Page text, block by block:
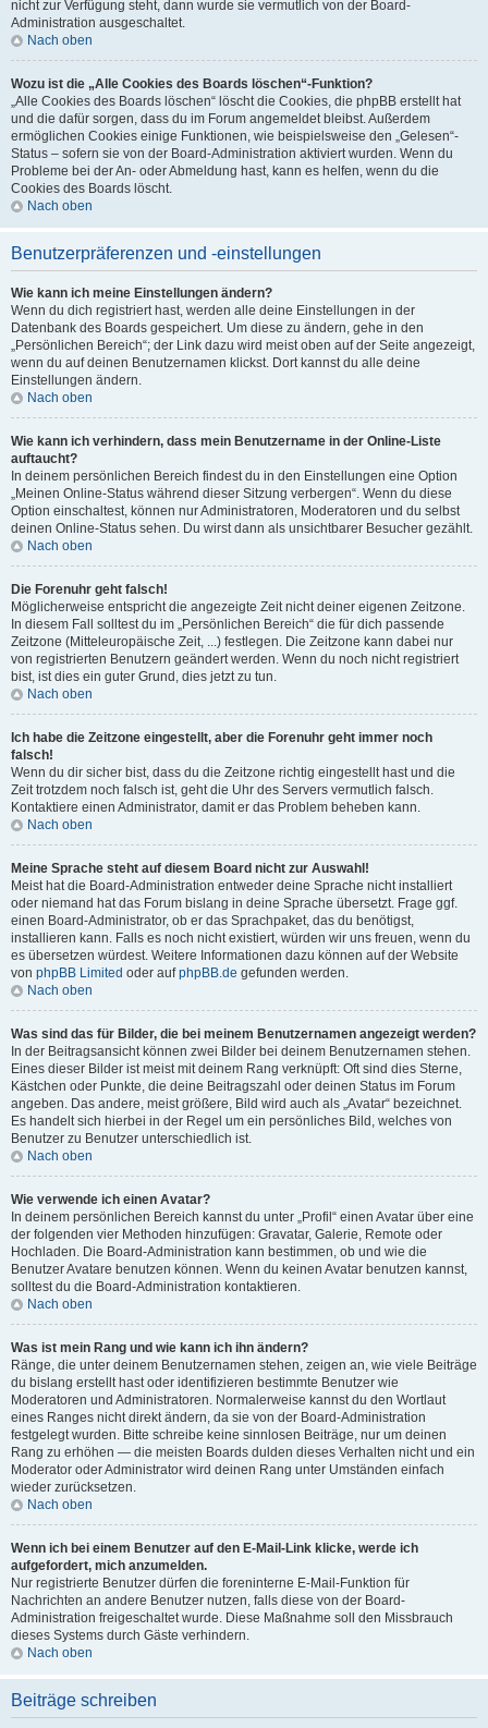
nicht zur Verfügung steht, dann wurde sie vermutlich von der Board-
Administration ausgeschaltet.
Nach oben
Wozu ist die „Alle Cookies des Boards löschen“-Funktion?
„Alle Cookies des Boards löschen“ löscht die Cookies, die phpBB erstellt hat
und die dafür sorgen, dass du im Forum angemeldet bleibst. Außerdem
ermöglichen Cookies einige Funktionen, wie beispielsweise den „Gelesen“-
Status – sofern sie von der Board-Administration aktiviert wurden. Wenn du
Probleme bei der An- oder Abmeldung hast, kann es helfen, wenn du die
Cookies des Boards löscht.
Nach oben
Benutzerpräferenzen und -einstellungen
Wie kann ich meine Einstellungen ändern?
Wenn du dich registriert hast, werden alle deine Einstellungen in der
Datenbank des Boards gespeichert. Um diese zu ändern, gehe in den
„Persönlichen Bereich“; der Link dazu wird meist oben auf der Seite angezeigt,
wenn du auf deinen Benutzernamen klickst. Dort kannst du alle deine
Einstellungen ändern.
Nach oben
Wie kann ich verhindern, dass mein Benutzername in der Online-Liste
auftaucht?
In deinem persönlichen Bereich findest du in den Einstellungen eine Option
„Meinen Online-Status während dieser Sitzung verbergen“. Wenn du diese
Option einschaltest, können nur Administratoren, Moderatoren und du selbst
deinen Online-Status sehen. Du wirst dann als unsichtbarer Besucher gezählt.
Nach oben
Die Forenuhr geht falsch!
Möglicherweise entspricht die angezeigte Zeit nicht deiner eigenen Zeitzone.
In diesem Fall solltest du im „Persönlichen Bereich“ die für dich passende
Zeitzone (Mitteleuropäische Zeit, ...) festlegen. Die Zeitzone kann dabei nur
von registrierten Benutzern geändert werden. Wenn du noch nicht registriert
bist, ist dies ein guter Grund, dies jetzt zu tun.
Nach oben
Ich habe die Zeitzone eingestellt, aber die Forenuhr geht immer noch
falsch!
Wenn du dir sicher bist, dass du die Zeitzone richtig eingestellt hast und die
Zeit trotzdem noch falsch ist, geht die Uhr des Servers vermutlich falsch.
Kontaktiere einen Administrator, damit er das Problem beheben kann.
Nach oben
Meine Sprache steht auf diesem Board nicht zur Auswahl!
Meist hat die Board-Administration entweder deine Sprache nicht installiert
oder niemand hat das Forum bislang in deine Sprache übersetzt. Frage ggf.
einen Board-Administrator, ob er das Sprachpaket, das du benötigst,
installieren kann. Falls es noch nicht existiert, würden wir uns freuen, wenn du
es übersetzen würdest. Weitere Informationen dazu können auf der Website
von phpBB Limited oder aufphpBB.de gefunden werden.
Nach oben
Was sind das für Bilder, die bei meinem Benutzernamen angezeigt werden?
In der Beitragsansicht können zwei Bilder bei deinem Benutzernamen stehen.
Eines dieser Bilder ist meist mit deinem Rang verknüpft: Oft sind dies Sterne,
Kästchen oder Punkte, die deine Beitragszahl oder deinen Status im Forum
angeben. Das andere, meist größere, Bild wird auch als „Avatar“ bezeichnet.
Es handelt sich hierbei in der Regel um ein persönliches Bild, welches von
Benutzer zu Benutzer unterschiedlich ist.
Nach oben
Wie verwende ich einen Avatar?
In deinem persönlichen Bereich kannst du unter „Profil“ einen Avatar über eine
der folgenden vier Methoden hinzufügen: Gravatar, Galerie, Remote oder
Hochladen. Die Board-Administration kann bestimmen, ob und wie die
Benutzer Avatare benutzen können. Wenn du keinen Avatar benutzen kannst,
solltest du die Board-Administration kontaktieren.
Nach oben
Was ist mein Rang und wie kann ich ihn ändern?
Ränge, die unter deinem Benutzernamen stehen, zeigen an, wie viele Beiträge
du bislang erstellt hast oder identifizieren bestimmte Benutzer wie
Moderatoren und Administratoren. Normalerweise kannst du den Wortlaut
eines Ranges nicht direkt ändern, da sie von der Board-Administration
festgelegt wurden. Bitte schreibe keine sinnlosen Beiträge, nur um deinen
Rang zu erhöhen — die meisten Boards dulden dieses Verhalten nicht und ein
Moderator oder Administrator wird deinen Rang unter Umständen einfach
wieder zurücksetzen.
Nach oben
Wenn ich bei einem Benutzer auf den E-Mail-Link klicke, werde ich
aufgefordert, mich anzumelden.
Nur registrierte Benutzer dürfen die foreninterne E-Mail-Funktion für
Nachrichten an andere Benutzer nutzen, falls diese von der Board-
Administration freigeschaltet wurde. Diese Maßnahme soll den Missbrauch
dieses Systems durch Gäste verhindern.
Nach oben
Beiträge schreiben